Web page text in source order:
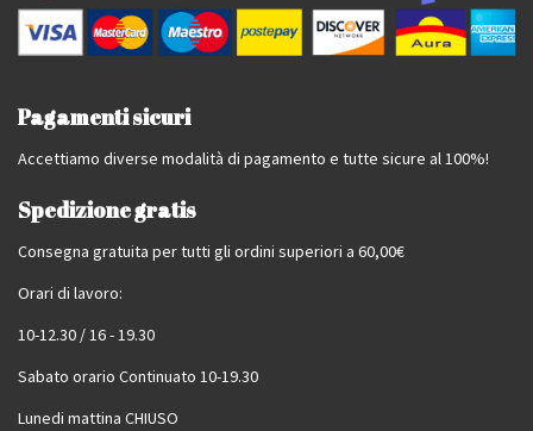
Pagamenti sicuri
Accettiamo diverse modalità di pagamento e tutte sicure al 100%!
Spedizione gratis
Consegna gratuita per tutti gli ordini superiori a 60,00€
Orari di lavoro:
10-12.30 / 16 - 19.30
Sabato orario Continuato 10-19.30
Lunedi mattina CHIUSO